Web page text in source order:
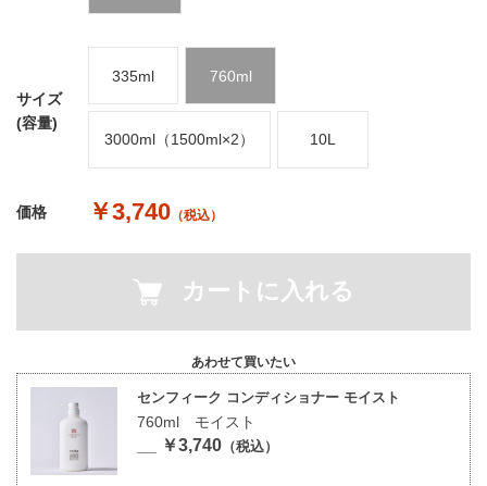
価格 ￥3,740（税込）
サイズ
(容量)
335ml 760ml
3000ml（1500ml×2） 10L
カートに入れる
あわせて買いたい
センフィーク コンディショナー モイスト
760ml モイスト
__ ￥3,740 （税込）